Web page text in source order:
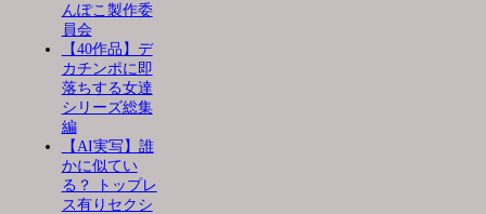
んぽこ製作委
員会
【40作品】デ
カチンポに即
落ちする女達
シリーズ総集
編
【AI実写】誰
かに似てい
る？ トップレ
ス有りセクシ